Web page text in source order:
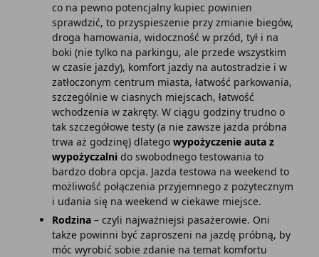
co na pewno potencjalny kupiec powinien
sprawdzić, to przyspieszenie przy zmianie biegów,
droga hamowania, widoczność w przód, tył i na
boki (nie tylko na parkingu, ale przede wszystkim
w czasie jazdy), komfort jazdy na autostradzie i w
zatłoczonym centrum miasta, łatwość parkowania,
szczególnie w ciasnych miejscach, łatwość
wchodzenia w zakręty. W ciągu godziny trudno o
tak szczegółowe testy (a nie zawsze jazda próbna
trwa aż godzinę) dlatego wypożyczenie auta z
wypożyczalnido swobodnego testowania to
bardzo dobra opcja. Jazda testowa na weekend to
możliwość połączenia przyjemnego z pożytecznym
i udania się na weekend w ciekawe miejsce.
Rodzina– czyli najważniejsi pasażerowie. Oni
także powinni być zaproszeni na jazdę próbną, by
móc wyrobić sobie zdanie na temat komfortu